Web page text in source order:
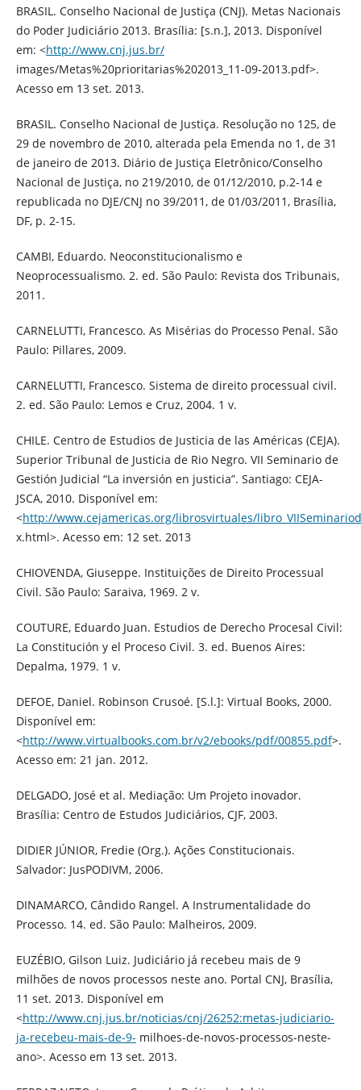
BRASIL. Conselho Nacional de Justiça (CNJ). Metas Nacionais
do Poder Judiciário 2013. Brasília: [s.n.], 2013. Disponível
em: <http://www.cnj.jus.br/
images/Metas%20prioritarias%202013_11-09-2013.pdf>.
Acesso em 13 set. 2013.
BRASIL. Conselho Nacional de Justiça. Resolução no 125, de
29 de novembro de 2010, alterada pela Emenda no 1, de 31
de janeiro de 2013. Diário de Justiça Eletrônico/Conselho
Nacional de Justiça, no 219/2010, de 01/12/2010, p.2-14 e
republicada no DJE/CNJ no 39/2011, de 01/03/2011, Brasília,
DF, p. 2-15.
CAMBI, Eduardo. Neoconstitucionalismo e
Neoprocessualismo. 2. ed. São Paulo: Revista dos Tribunais,
2011.
CARNELUTTI, Francesco. As Misérias do Processo Penal. São
Paulo: Pillares, 2009.
CARNELUTTI, Francesco. Sistema de direito processual civil.
2. ed. São Paulo: Lemos e Cruz, 2004. 1 v.
CHILE. Centro de Estudios de Justicia de las Américas (CEJA).
Superior Tribunal de Justicia de Rio Negro. VII Seminario de
Gestión Judicial “La inversión en justicia”. Santiago: CEJA-
JSCA, 2010. Disponível em:
<http://www.cejamericas.org/librosvirtuales/
x.html>. Acesso em: 12 set. 2013
CHIOVENDA, Giuseppe. Instituições de Direito Processual
Civil. São Paulo: Saraiva, 1969. 2 v.
COUTURE, Eduardo Juan. Estudios de Derecho Procesal Civil:
La Constitución y el Proceso Civil. 3. ed. Buenos Aires:
Depalma, 1979. 1 v.
DEFOE, Daniel. Robinson Crusoé. [S.l.]: Virtual Books, 2000.
Disponível em:
<http://www.virtualbooks.com.br/v2/ebooks/pdf/00855.pdf>.
Acesso em: 21 jan. 2012.
DELGADO, José et al. Mediação: Um Projeto inovador.
Brasília: Centro de Estudos Judiciários, CJF, 2003.
DIDIER JÚNIOR, Fredie (Org.). Ações Constitucionais.
Salvador: JusPODIVM, 2006.
DINAMARCO, Cândido Rangel. A Instrumentalidade do
Processo. 14. ed. São Paulo: Malheiros, 2009.
EUZÉBIO, Gilson Luiz. Judiciário já recebeu mais de 9
milhões de novos processos neste ano. Portal CNJ, Brasília,
11 set. 2013. Disponível em
<http://www.cnj.jus.br/noticias/cnj/26252:metas-judiciario-
ja-recebeu-mais-de-9- milhoes-de-novos-processos-neste-
ano>. Acesso em 13 set. 2013.